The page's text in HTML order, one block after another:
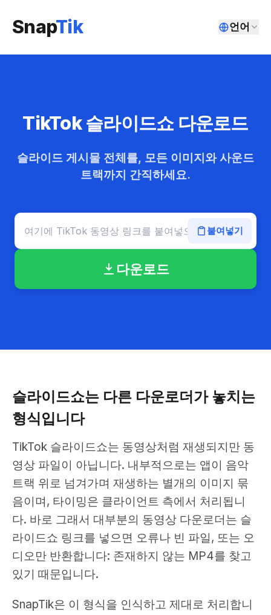
SnapTik 언어
TikTok 슬라이드쇼 다운로드
슬라이드 게시물 전체를, 모든 이미지와 사운드
트랙까지 간직하세요.
붙여넣기
다운로드
슬라이드쇼는 다른 다운로더가 놓치는
형식입니다
TikTok 슬라이드쇼는 동영상처럼 재생되지만 동
영상 파일이 아닙니다. 내부적으로는 앱이 음악
트랙 위로 넘겨가며 재생하는 별개의 이미지 묶
음이며, 타이밍은 클라이언트 측에서 처리됩니
다. 바로 그래서 대부분의 동영상 다운로더는 슬
라이드쇼 링크를 넣으면 오류나 빈 파일, 또는 오
디오만 반환합니다: 존재하지 않는 MP4를 찾고
있기 때문입니다.
SnapTik은 이 형식을 인식하고 제대로 처리합니